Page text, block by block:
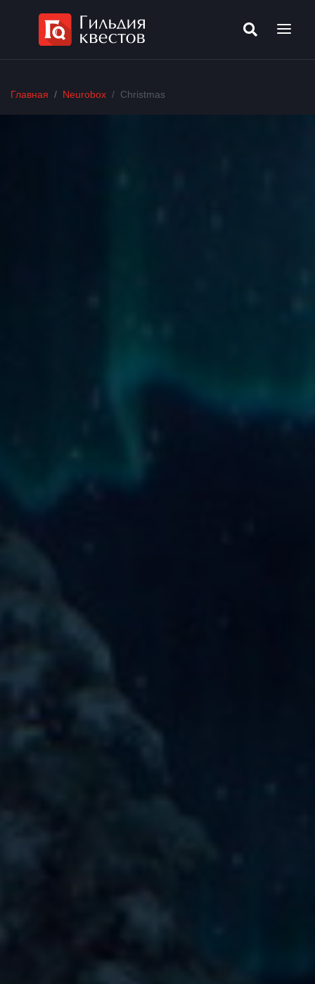
Главная Neurobox Christmas